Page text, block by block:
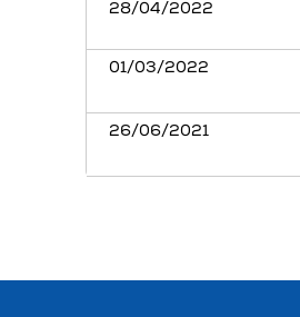
28/04/2022
01/03/2022
26/06/2021